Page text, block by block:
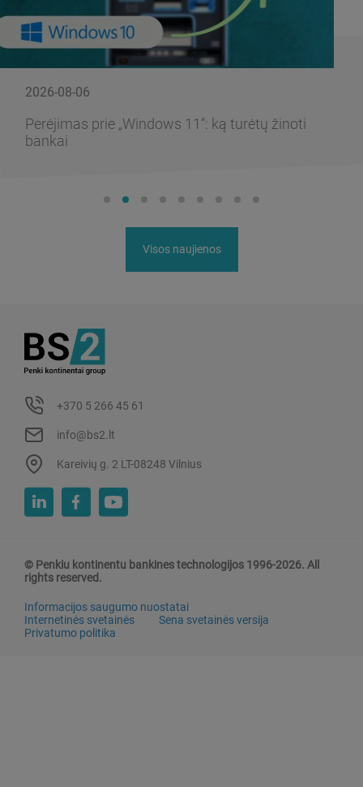
2026-08-06
Perėjimas prie „Windows 11“: ką turėtų žinoti
bankai
Visos naujienos
+370 5 266 45 61
info@bs2.lt
Kareivių g. 2 LT-08248 Vilnius
© Penkiu kontinentu bankines technologijos 1996-2026. All
rights reserved.
Informacijos saugumo nuostatai
Internetinės svetainės
Sena svetainės versija
Privatumo politika